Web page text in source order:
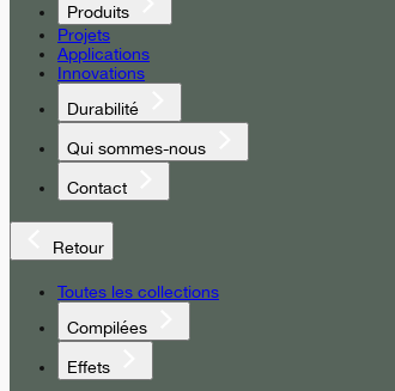
Produits
Projets
Applications
Innovations
Durabilité
Qui sommes-nous
Contact
Retour
Toutes les collections
Compilées
Effets